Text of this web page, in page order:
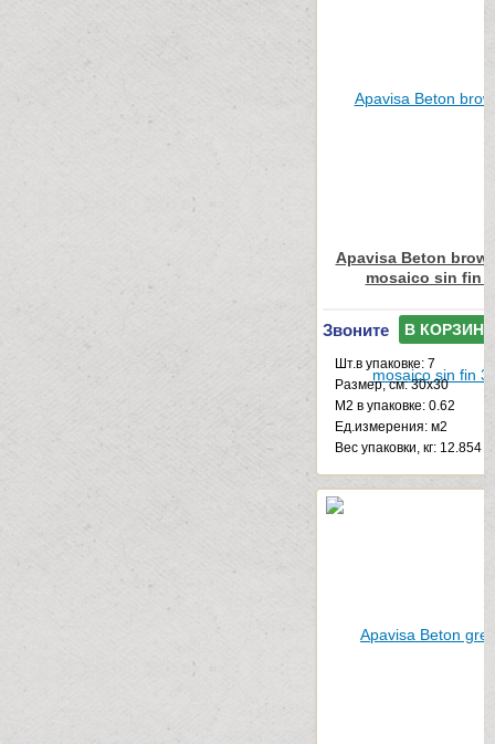
Apavisa Beton
mosaico sin fin
Звоните В КОРЗИНУ
Шт.в упаковке: 7
Размер, см: 30x30
М2 в упаковке: 0.62
Ед.измерения: м2
Веc упаковки, кг: 12.854